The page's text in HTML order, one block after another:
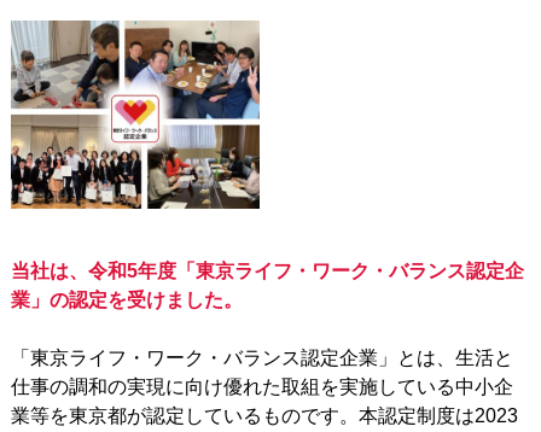
当社は、令和5年度「東京ライフ・ワーク・バランス認定企
業」の認定を受けました。
「東京ライフ・ワーク・バランス認定企業」とは、生活と
仕事の調和の実現に向け優れた取組を実施している中小企
業等を東京都が認定しているものです。本認定制度は2023